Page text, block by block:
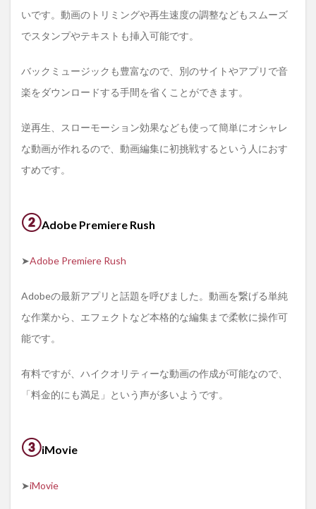
いです。動画のトリミングや再生速度の調整などもスムーズ
でスタンプやテキストも挿入可能です。
バックミュージックも豊富なので、別のサイトやアプリで音
楽をダウンロードする手間を省くことができます。
逆再生、スローモーション効果なども使って簡単にオシャレ
な動画が作れるので、動画編集に初挑戦するという人におす
すめです。
②Adobe Premiere Rush
➤Adobe Premiere Rush
Adobeの最新アプリと話題を呼びました。動画を繋げる単純
な作業から、エフェクトなど本格的な編集まで柔軟に操作可
能です。
有料ですが、ハイクオリティーな動画の作成が可能なので、
「料金的にも満足」という声が多いようです。
③iMovie
➤iMovie